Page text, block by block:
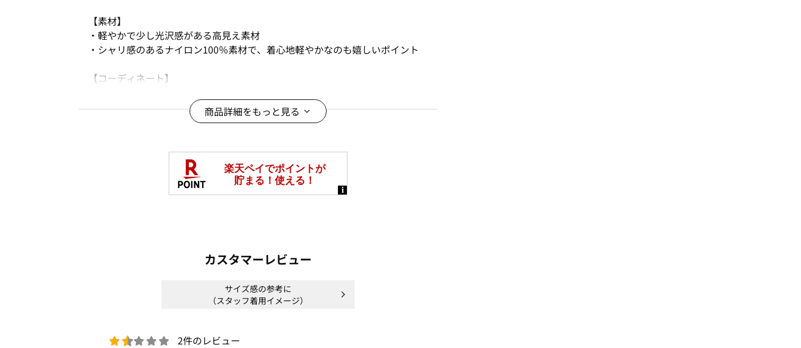
【素材】
・軽やかで少し光沢感がある高見え素材
・シャリ感のあるナイロン100％素材で、着心地軽やかなのも嬉しいポイント
【コーディネート】
・裾のドロストを絞るとまるみのあるバルーンシルエットに変化します。スタ
イリングに合わせてシルエットを楽しめます！
※商品画像は、光の当たり具合やパソコンやスマートフォンなどの閲覧環境に
より、実際の色味と異なって見える場合がございます。予めご了承ください。
商品詳細をもっと見る
カスタマーレビュー
サイズ感の参考に
（スタッフ着用イメージ）
2件のレビュー